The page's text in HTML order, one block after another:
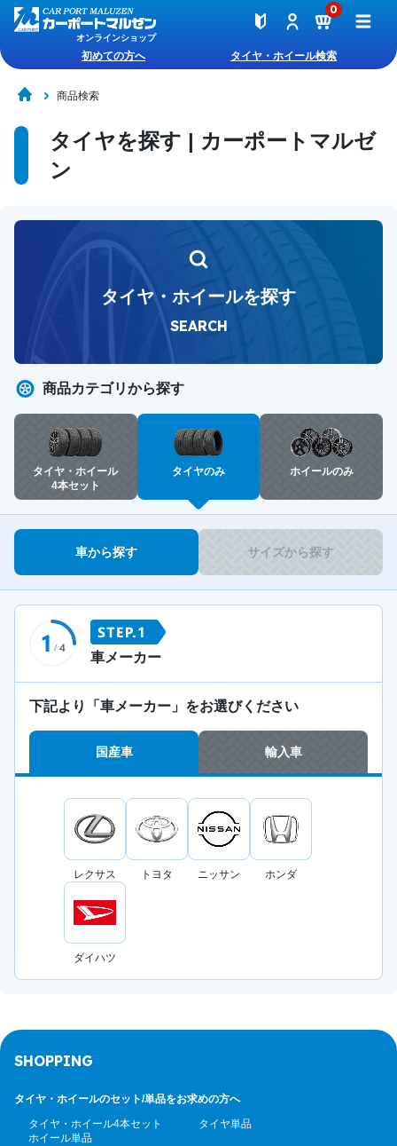
オンラインショップ
0
初めての方へ タイヤ・ホイール検索
商品検索
タイヤを探す | カーポートマルゼ
ン
タイヤ・ホイールを探す
SEARCH
商品カテゴリから探す
タイヤ・ホイール
4本セット
タイヤのみ ホイールのみ
車から探す サイズから探す
車メーカー
下記より「車メーカー」をお選びください
国産車 輸入車
レクサス トヨタ ニッサン ホンダ
ダイハツ
SHOPPING
タイヤ・ホイールのセット/単品をお求めの方へ
タイヤ・ホイール4本セット
タイヤ単品
ホイール単品